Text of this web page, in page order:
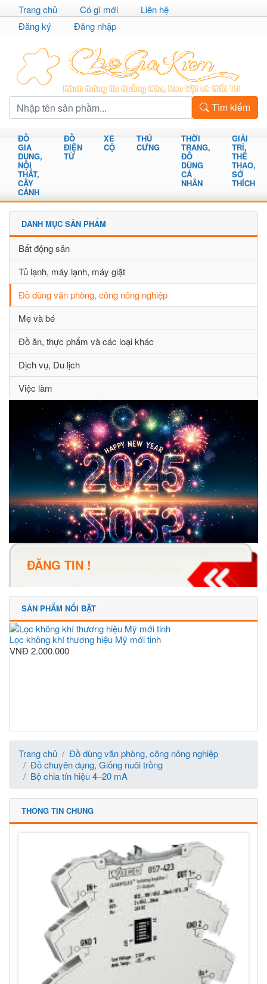
Trang chủ Có gì mới
Liên hệ
Đăng ký
Đăng nhập
Tìm kiếm
ĐỒ
GIA
DỤNG,
NỘI
THẤT,
CÂY
CẢNH
ĐỒ
ĐIỆN
TỬ
XE
CỘ
THÚ
CƯNG
THỜI
TRANG,
ĐỒ
DÙNG
CÁ
NHÂN
GIẢI
TRÍ,
THỂ
THAO,
SỞ
THÍCH
DANH MỤC SẢN PHẨM
Bất động sản
Tủ lạnh, máy lạnh, máy giặt
Đồ dùng văn phòng, công nông nghiệp
Mẹ và bé
Đồ ăn, thực phẩm và các loại khác
Dịch vụ, Du lịch
Việc làm
ĐĂNG TIN !
SẢN PHẨM NỔI BẬT
Lọc không khí thương hiệu Mỹ mới tinh
VNĐ 2.000.000
Trang chủ
Đồ dùng văn phòng, công nông nghiệp
Đồ chuyên dụng, Giống nuôi trồng
Bộ chia tín hiệu 4–20 mA
THÔNG TIN CHUNG